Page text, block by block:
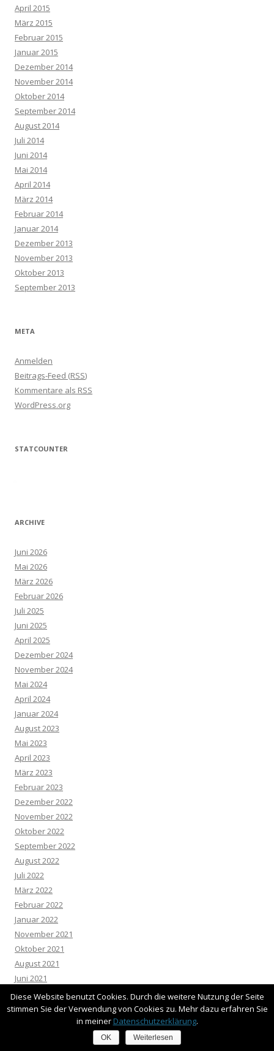
April 2015
März 2015
Februar 2015
Januar 2015
Dezember 2014
November 2014
Oktober 2014
September 2014
August 2014
Juli 2014
Juni 2014
Mai 2014
April 2014
März 2014
Februar 2014
Januar 2014
Dezember 2013
November 2013
Oktober 2013
September 2013
META
Anmelden
Beitrags-Feed (RSS)
Kommentare als RSS
WordPress.org
STATCOUNTER
ARCHIVE
Juni 2026
Mai 2026
März 2026
Februar 2026
Juli 2025
Juni 2025
April 2025
Dezember 2024
November 2024
Mai 2024
April 2024
Januar 2024
August 2023
Mai 2023
April 2023
März 2023
Februar 2023
Dezember 2022
November 2022
Oktober 2022
September 2022
August 2022
Juli 2022
März 2022
Februar 2022
Januar 2022
November 2021
Oktober 2021
August 2021
Juni 2021
März 2021
Januar 2021
Diese Website benutzt Cookies. Durch die weitere Nutzung der Seite
stimmen Sie der Verwendung von Cookies zu. Mehr dazu erfahren Sie
in meiner Datenschutzerklärung.
OK Weiterlesen